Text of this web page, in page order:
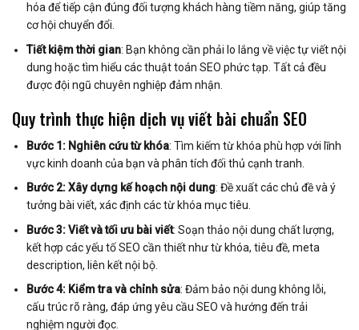
hóa để tiếp cận đúng đối tượng khách hàng tiềm năng, giúp tăng
cơ hội chuyển đổi.
Tiết kiệm thời gian: Bạn không cần phải lo lắng về việc tự viết nội
dung hoặc tìm hiểu các thuật toán SEO phức tạp. Tất cả đều
được đội ngũ chuyên nghiệp đảm nhận.
Quy trình thực hiện dịch vụ viết bài chuẩn SEO
Bước 1: Nghiên cứu từ khóa: Tìm kiếm từ khóa phù hợp với lĩnh
vực kinh doanh của bạn và phân tích đối thủ cạnh tranh.
Bước 2: Xây dựng kế hoạch nội dung: Đề xuất các chủ đề và ý
tưởng bài viết, xác định các từ khóa mục tiêu.
Bước 3: Viết và tối ưu bài viết: Soạn thảo nội dung chất lượng,
kết hợp các yếu tố SEO cần thiết như từ khóa, tiêu đề, meta
description, liên kết nội bộ.
Bước 4: Kiểm tra và chỉnh sửa: Đảm bảo nội dung không lỗi,
cấu trúc rõ ràng, đáp ứng yêu cầu SEO và hướng đến trải
nghiệm người đọc.